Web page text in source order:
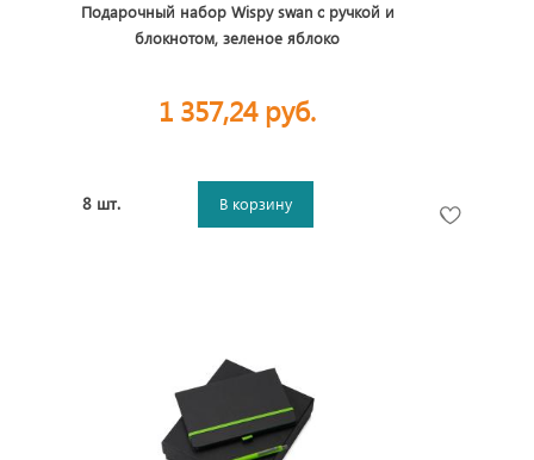
Подарочный набор Wispy swan с ручкой и
блокнотом, зеленое яблоко
1 357,24 руб.
8 шт. В корзину